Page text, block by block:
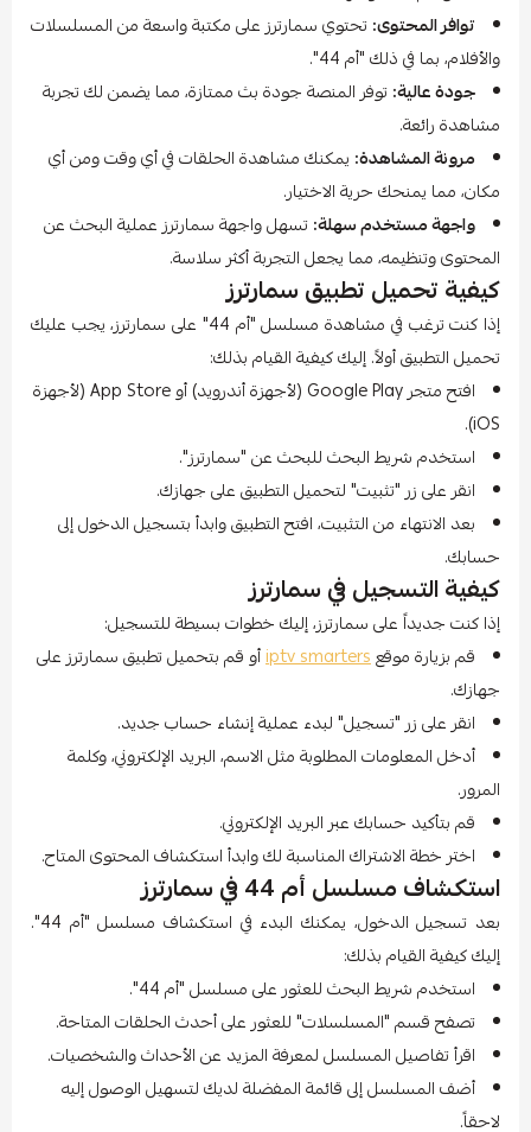
توافر المحتوى:تحتوي سمارترز على مكتبة واسعة من المسلسلات
والأفلام، بما في ذلك "أم 44".
جودة عالية:توفر المنصة جودة بث ممتازة، مما يضمن لك تجربة
مشاهدة رائعة.
مرونة المشاهدة: يمكنك مشاهدة الحلقات في أي وقت ومن أي
مكان، مما يمنحك حرية الاختيار.
واجهة مستخدم سهلة:تسهل واجهة سمارترز عملية البحث عن
المحتوى وتنظيمه، مما يجعل التجربة أكثر سلاسة.
كيفية تحميل تطبيق سمارترز
إذا كنت ترغب في مشاهدة مسلسل "أم 44" على سمارترز، يجب عليك
تحميل التطبيق أولاً. إليك كيفية القيام بذلك:
افتح متجر Google Play (لأجهزة أندرويد) أو App Store (لأجهزة
iOS).
استخدم شريط البحث للبحث عن "سمارترز".
انقر على زر "تثبيت" لتحميل التطبيق على جهازك.
بعد الانتهاء من التثبيت، افتح التطبيق وابدأ بتسجيل الدخول إلى
حسابك.
كيفية التسجيل في سمارترز
إذا كنت جديداً على سمارترز، إليك خطوات بسيطة للتسجيل:
قم بزيارة موقعiptv smartersأو قم بتحميل تطبيق سمارترز على
جهازك.
انقر على زر "تسجيل" لبدء عملية إنشاء حساب جديد.
أدخل المعلومات المطلوبة مثل الاسم، البريد الإلكتروني، وكلمة
المرور.
قم بتأكيد حسابك عبر البريد الإلكتروني.
اختر خطة الاشتراك المناسبة لك وابدأ استكشاف المحتوى المتاح.
استكشاف مسلسل أم 44 في سمارترز
بعد تسجيل الدخول، يمكنك البدء في استكشاف مسلسل "أم 44".
إليك كيفية القيام بذلك:
استخدم شريط البحث للعثور على مسلسل "أم 44".
تصفح قسم "المسلسلات" للعثور على أحدث الحلقات المتاحة.
اقرأ تفاصيل المسلسل لمعرفة المزيد عن الأحداث والشخصيات.
أضف المسلسل إلى قائمة المفضلة لديك لتسهيل الوصول إليه
لاحقاً.